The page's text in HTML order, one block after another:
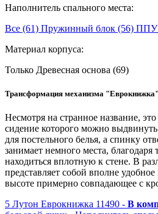
Наполнитель спального места:
Все (61) Пружинный блок (56) ППУ
Материал корпуса:
Только Древесная основа (69)
Трансформация механизма "Еврокнижка"
Несмотря на странное название,
сидение которого можно
для постельного белья, а спинку
занимает немного места, благодаря
находиться вплотную к стене. В
представляет собой вполне
высоте примерно совпадающее с
5 Лутон Еврокнижка 11490 - В